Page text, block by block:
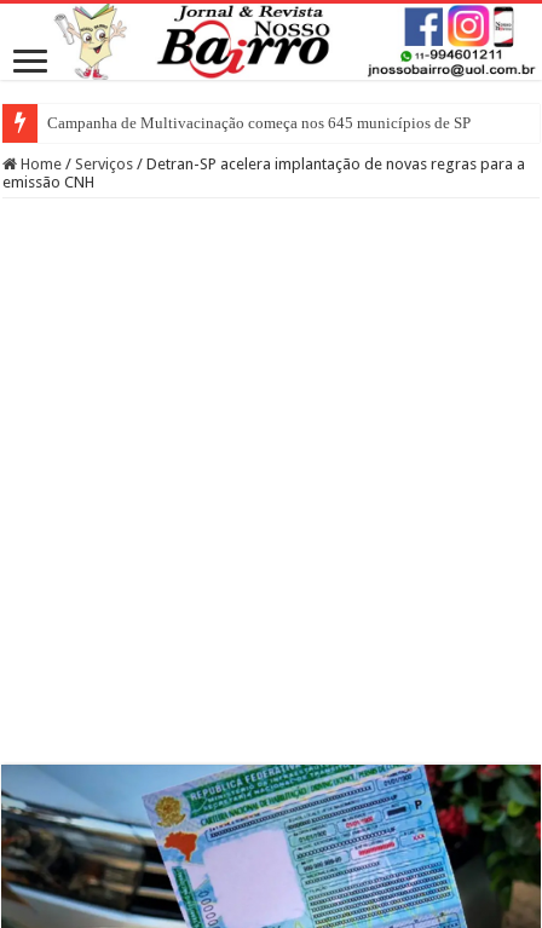
Campanha de Multivacinação começa nos 645 municípios de SP
Home / Serviços / Detran-SP acelera implantação de novas regras para a
emissão CNH